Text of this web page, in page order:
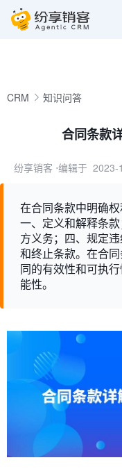
CRM 知识问答
合同条款
纷享销客 ⋅编辑于 2023-
在合同条款中明确权
一、定义和解释条
方义务；四、规定
和终止条款。在合
同的有效性和可执
能性。